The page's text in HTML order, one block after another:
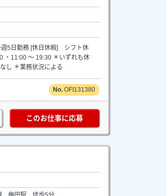
5日勤務 [休日休暇] シフト休
11:00 ～ 19:30 ＊いずれも休
し ＊業務状況による
OFI131380
このお仕事に応募